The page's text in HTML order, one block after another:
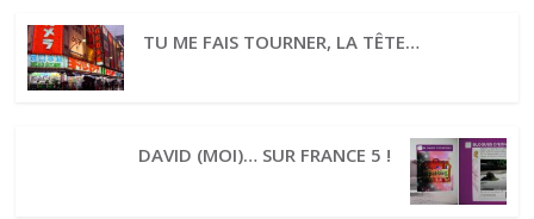
TU ME FAIS TOURNER, LA TÊTE…
DAVID (MOI)… SUR FRANCE 5 !